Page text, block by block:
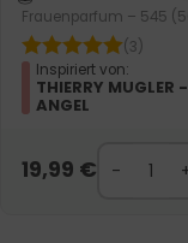
Frauenparfum – 545
(3)
Inspiriert von:
THIERRY MUGLER -
ANGEL
19,99 €